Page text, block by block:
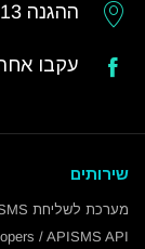
ההגנה 13, ראשון לציון
עקבו
שירותים
מערכת לשליחת SMS
SMS API
/ API